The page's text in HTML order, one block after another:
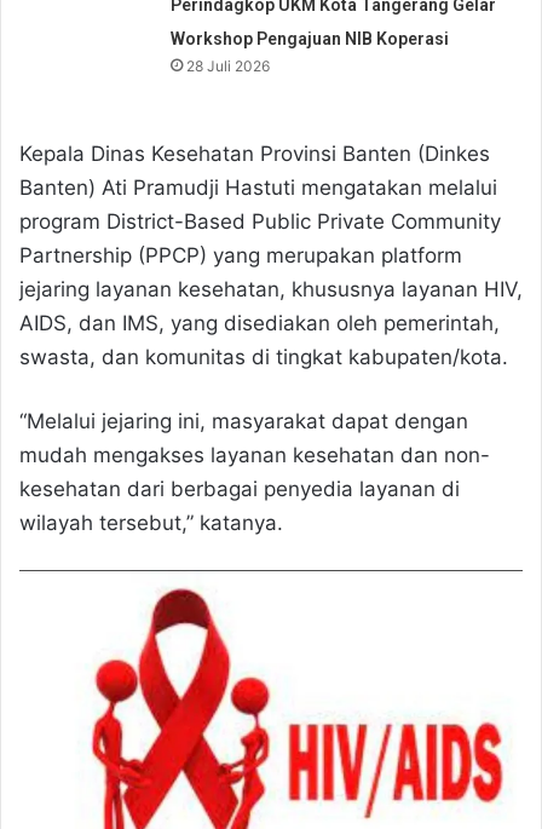
Perindagkop UKM Kota Tangerang Gelar
Workshop Pengajuan NIB Koperasi
28 Juli 2026
Kepala Dinas Kesehatan Provinsi Banten (Dinkes
Banten) Ati Pramudji Hastuti mengatakan melalui
program District-Based Public Private Community
Partnership (PPCP) yang merupakan platform
jejaring layanan kesehatan, khususnya layanan HIV,
AIDS, dan IMS, yang disediakan oleh pemerintah,
swasta, dan komunitas di tingkat kabupaten/kota.
“Melalui jejaring ini, masyarakat dapat dengan
mudah mengakses layanan kesehatan dan non-
kesehatan dari berbagai penyedia layanan di
wilayah tersebut,” katanya.